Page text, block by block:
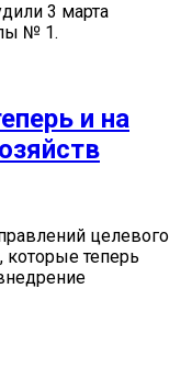
3 марта
№ 1.
и на
целевого
которые теперь